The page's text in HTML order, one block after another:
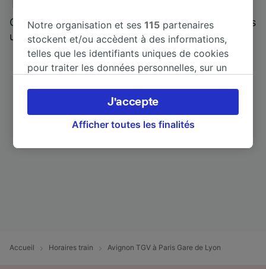
Qui mieux pour parler de nous, que ceux qui nous
utilisent ?
Accueil Horaires train Avignon TGV à Paris Gare de Lyon
Notre organisation et ses115 partenaires
stockent et/ou accèdent à des informations,
telles que les identifiants uniques de cookies
pour traiter les données personnelles, sur un
préférences, notamment en exerçant votre
droit d’opposition à l’intérêt légitime, en
cliquant ci-dessous ou à tout moment sur la
externes, traitent des données selon les
Afficher toutes les finalités
J'accepte